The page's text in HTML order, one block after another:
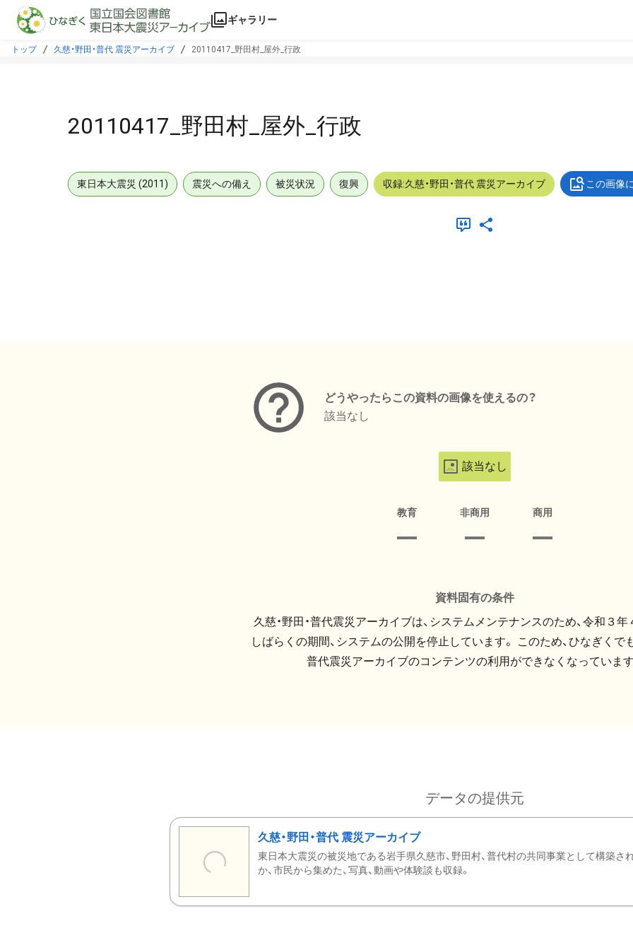
本文に飛ぶ
ギャラリー
トップ 久慈・野田・普代 震災アーカイブ 20110417_野田村_屋外_行政
20110417_野田村_屋外_行政
東日本大震災 (2011) 震災への備え 被災状況 復興 収録:久慈・野田・普代 震災アーカイブ この画像
どうやったらこの資料の画像を使えるの？
該当なし
該当なし
教育 非商用 商用
資料固有の条件
久慈・野田・普代震災アーカイブは、システムメンテナンスのため、令和３
しばらくの期間、システムの公開を停止しています。 このため、ひなぎくでも
普代震災アーカイブのコンテンツの利用ができなくなっています
データの提供元
久慈・野田・普代 震災アーカイブ
東日本大震災の被災地である岩手県久慈市、野田村、普代村の共同事業として構築さ
か、市民から集めた、写真、動画や体験談も収録。